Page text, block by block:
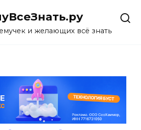
и желающих всё знать